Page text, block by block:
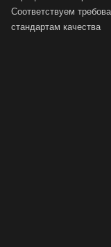
Соответствуем
стандартам качества